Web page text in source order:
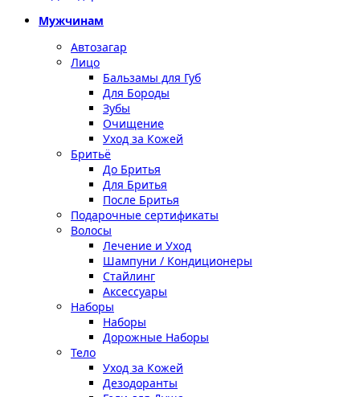
Мужчинам
Автозагар
Лицо
Бальзамы для Губ
Для Бороды
Зубы
Очищение
Уход за Кожей
Бритьё
До Бритья
Для Бритья
После Бритья
Подарочные сертификаты
Волосы
Лечение и Уход
Шампуни / Кондиционеры
Стайлинг
Аксессуары
Наборы
Наборы
Дорожные Наборы
Тело
Уход за Кожей
Дезодоранты